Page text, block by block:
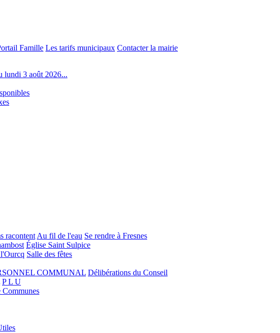
Famille Les tarifs municipaux Contacter la mairie
lundi 3 août 2026...
racontentAu fil de l'eau Se rendre à Fresnes
Église Saint Sulpice
l'Ourcq Salle des fêtes
COMMUNAL Délibérations du Conseil
P L U
Communes